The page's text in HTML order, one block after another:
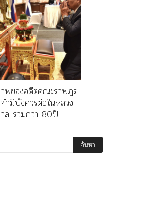
พของอดีตคณะราษฎร
ำมิบังควรต่อในหลวง
ล ร่วมกว่า 80ปี